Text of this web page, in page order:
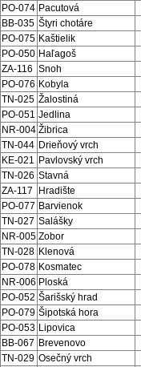
PO-074 Pacutová
BB-035 Štyri chotáre
PO-075 Kaštielik
PO-050 Haľagoš
ZA-116 Snoh
PO-076 Kobyla
TN-025 Žalostiná
PO-051 Jedlina
NR-004 Žibrica
TN-044 Drieňový vrch
KE-021 Pavlovský vrch
TN-026 Stavná
ZA-117
Hradište
PO-077 Barvienok
TN-027 Salášky
NR-005 Zobor
TN-028 Klenová
PO-078 Kosmatec
NR-006 Ploská
PO-052 Šarišský hrad
PO-079 Šipotská hora
PO-053 Lipovica
BB-067 Brevenovo
TN-029 Osečný vrch